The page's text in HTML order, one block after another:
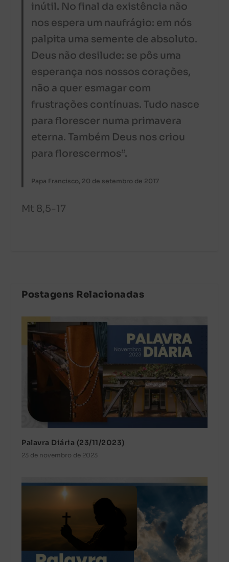
inútil. No final da existência não
nos espera um naufrágio: em nós
palpita uma semente de absoluto.
Deus não desilude: se pôs uma
esperança nos nossos corações,
não a quer esmagar com
frustrações contínuas. Tudo nasce
para florescer numa primavera
eterna. Também Deus nos criou
para florescermos”.
Papa Francisco, 20 de setembro de 2017
Mt 8,5-17
Postagens Relacionadas
Palavra Diária (23/11/2023)
23 de novembro de 2023